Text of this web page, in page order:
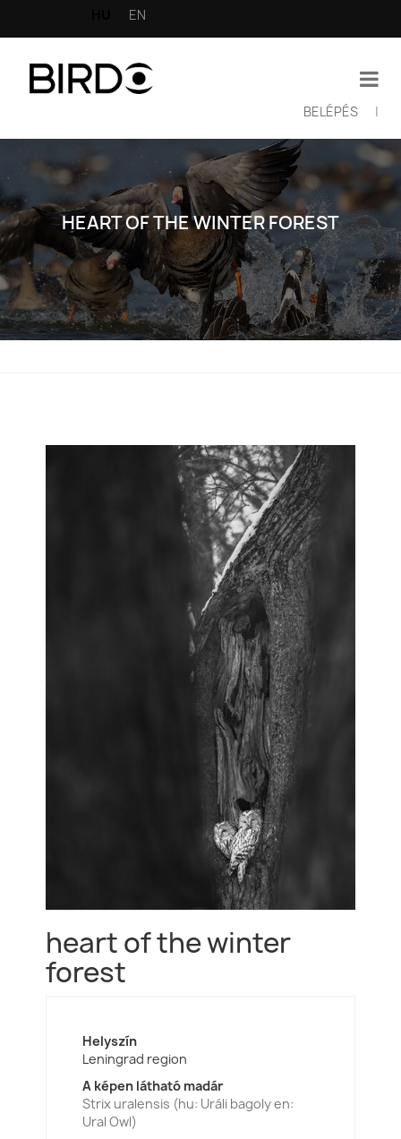
EN
fiók
menüje
BELÉPÉS |
HEART OF THE WINTER FOREST
heart of the winter
forest
Helyszín
Leningrad region
A képen látható madár
Strix uralensis (hu: Uráli bagoly en:
Ural Owl)